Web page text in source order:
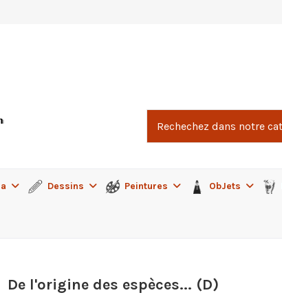
Dessins Peintures ObJets
De l'origine des espèces... (D)